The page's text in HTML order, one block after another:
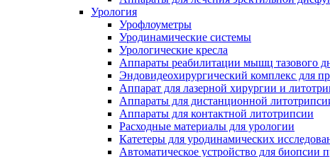
Урология
Урофлоуметры
Уродинамические системы
Урологические кресла
Аппараты реабилитации мышц тазового
Эндовидеохирургический комплекс для
Аппарат для лазерной хирургии и
Аппараты для дистанционной
Аппараты для контактной литотрипсии
Расходные материалы для урологии
Катетеры для уродинамических
Автоматическое устройство для биопсии